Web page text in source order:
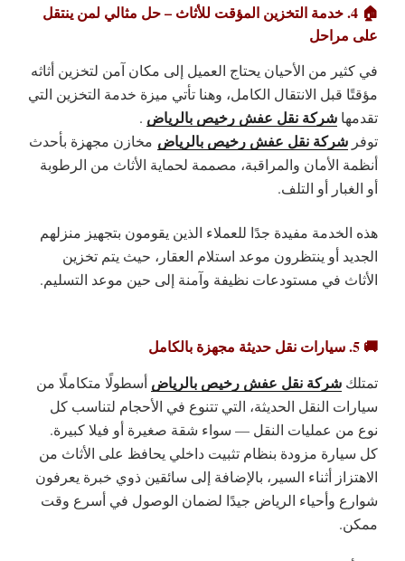
🏠 4. خدمة التخزين المؤقت للأثاث – حل مثالي لمن ينتقل
على مراحل
في كثير من الأحيان يحتاج العميل إلى مكان آمن لتخزين أثاثه
مؤقتًا قبل الانتقال الكامل، وهنا تأتي ميزة خدمة التخزين التي
تقدمها شركة نقل عفش رخيص بالرياض .
توفر شركة نقل عفش رخيص بالرياض مخازن مجهزة بأحدث
أنظمة الأمان والمراقبة، مصممة لحماية الأثاث من الرطوبة
أو الغبار أو التلف.
هذه الخدمة مفيدة جدًا للعملاء الذين يقومون بتجهيز منزلهم
الجديد أو ينتظرون موعد استلام العقار، حيث يتم تخزين
الأثاث في مستودعات نظيفة وآمنة إلى حين موعد التسليم.
🚚 5. سيارات نقل حديثة مجهزة بالكامل
تمتلك شركة نقل عفش رخيص بالرياض أسطولًا متكاملًا من
سيارات النقل الحديثة، التي تتنوع في الأحجام لتناسب كل
نوع من عمليات النقل — سواء شقة صغيرة أو فيلا كبيرة.
كل سيارة مزودة بنظام تثبيت داخلي يحافظ على الأثاث من
الاهتزاز أثناء السير، بالإضافة إلى سائقين ذوي خبرة يعرفون
شوارع وأحياء الرياض جيدًا لضمان الوصول في أسرع وقت
ممكن.